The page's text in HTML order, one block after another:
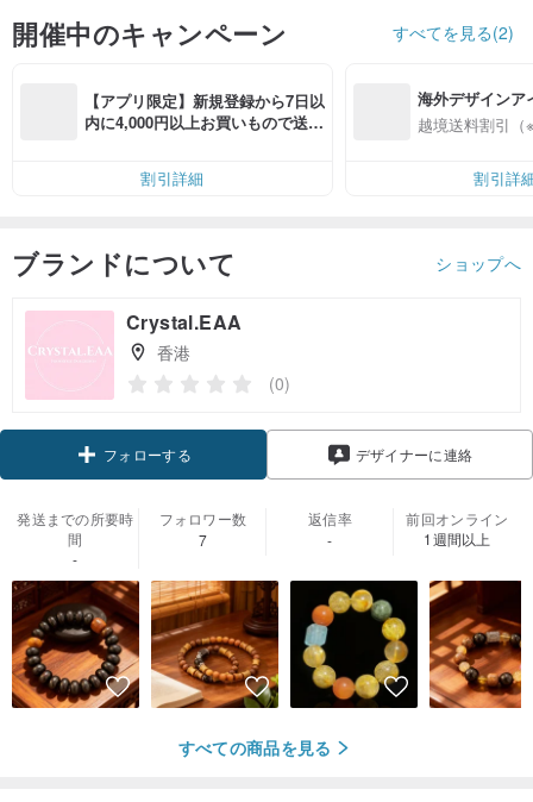
開催中のキャンペーン すべてを見る(2)
【アプリ限定】新規登録から7日以
内に4,000円以上お買いもので送料
割引詳細
海外デザインア
入
越境送料割引（
割引詳
ブランドについて ショップへ
Crystal.EAA
香港
(0)
フォローする デザイナーに連絡
発送までの所要時
間
-
フォロワー数
7
返信率
-
前回オンライン
1週間以上
すべての商品を見る